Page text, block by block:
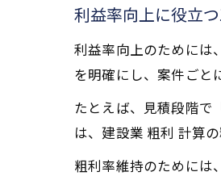
利益率向上に役立
利益率向上のためには
を明確にし、案件ごと
たとえば、見積段階で
は、建設業 粗利 計算
粗利率維持のためには